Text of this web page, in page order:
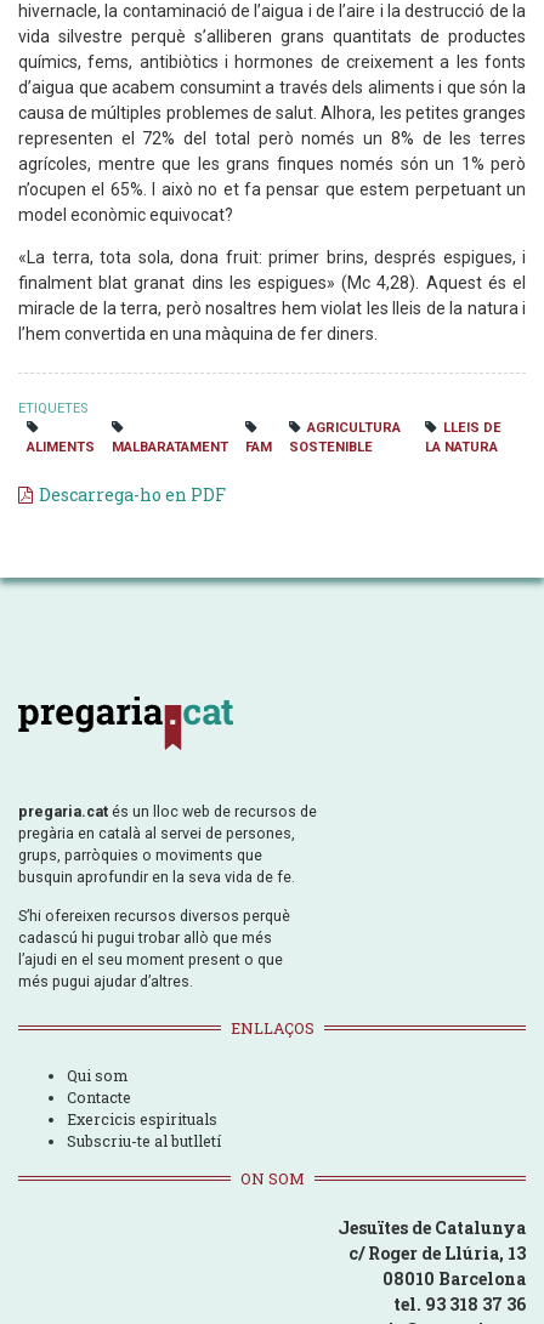
hivernacle, la contaminació de l’aigua i de l’aire i la destrucció de la
vida silvestre perquè s’alliberen grans quantitats de productes
químics, fems, antibiòtics i hormones de creixement a les fonts
d’aigua que acabem consumint a través dels aliments i que són la
causa de múltiples problemes de salut. Alhora, les petites granges
representen el 72% del total però només un 8% de les terres
agrícoles, mentre que les grans finques només són un 1% però
n’ocupen el 65%. I això no et fa pensar que estem perpetuant un
model econòmic equivocat?
«La terra, tota sola, dona fruit: primer brins, després espigues, i
finalment blat granat dins les espigues» (Mc 4,28). Aquest és el
miracle de la terra, però nosaltres hem violat les lleis de la natura i
l’hem convertida en una màquina de fer diners.
ETIQUETES
ALIMENTS MALBARATAMENT FAM
AGRICULTURA
SOSTENIBLE
LLEIS DE
LA NATURA
Descarrega-ho en PDF
pregaria.cat és un lloc web de recursos de
pregària en català al servei de persones,
grups, parròquies o moviments que
busquin aprofundir en la seva vida de fe.
S’hi ofereixen recursos diversos perquè
cadascú hi pugui trobar allò que més
l’ajudi en el seu moment present o que
més pugui ajudar d’altres.
ENLLAÇOS
Qui som
Contacte
Exercicis espirituals
Subscriu-te al butlletí
ON SOM
Jesuïtes de Catalunya
c/ Roger de Llúria, 13
08010 Barcelona
tel. 93 318 37 36